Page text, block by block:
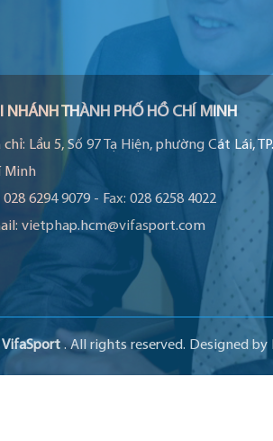
NHÁNH THÀNH PHỐ HỒ CHÍ MINH
chỉ: Lầu 5, Số 97 Tạ Hiện, phường Cát Lái,
Minh
028 6294 9079 - Fax:028 6258 4022
vietphap.hcm@vifasport.com
VifaSport. All rights reserved. Designed by